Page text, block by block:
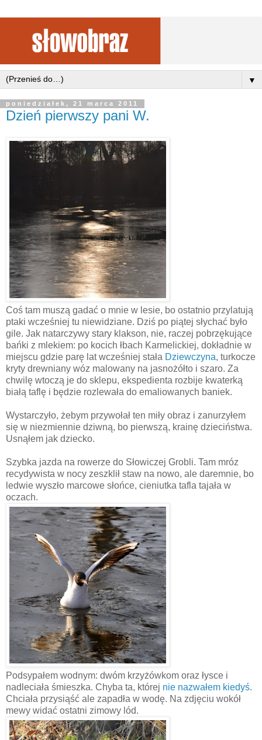
▼
poniedziałek, 21 marca 2011
Dzień pierwszy pani W.
Coś tam muszą gadać o mnie w lesie, bo ostatnio przylatują
ptaki wcześniej tu niewidziane. Dziś po piątej słychać było
gile. Jak natarczywy stary klakson, nie, raczej pobrzękujące
bańki z mlekiem: po kocich łbach Karmelickiej, dokładnie w
miejscu gdzie parę lat wcześniej stała Dziewczyna, turkocze
kryty drewniany wóz malowany na jasnożółto i szaro. Za
chwilę wtoczą je do sklepu, ekspedienta rozbije kwaterką
białą taflę i będzie rozlewała do emaliowanych baniek.
Wystarczyło, żebym przywołał ten miły obraz i zanurzyłem
się w niezmiennie dziwną, bo pierwszą, krainę dzieciństwa.
Usnąłem jak dziecko.
Szybka jazda na rowerze do Słowiczej Grobli. Tam mróz
recydywista w nocy zeszklił staw na nowo, ale daremnie, bo
ledwie wyszło marcowe słońce, cieniutka tafla tajała w
oczach.
Podsypałem wodnym: dwóm krzyżówkom oraz łysce i
nadleciała śmieszka. Chyba ta, której nie nazwałem kiedyś.
Chciała przysiąść ale zapadła w wodę. Na zdjęciu wokół
mewy widać ostatni zimowy lód.